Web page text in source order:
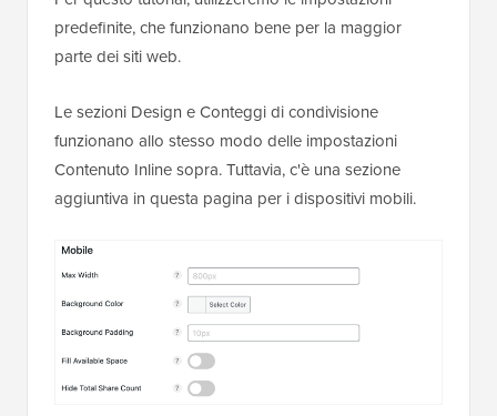
predefinite, che funzionano bene per la maggior
parte dei siti web.
Le sezioni Design e Conteggi di condivisione
funzionano allo stesso modo delle impostazioni
Contenuto Inline sopra. Tuttavia, c'è una sezione
aggiuntiva in questa pagina per i dispositivi mobili.